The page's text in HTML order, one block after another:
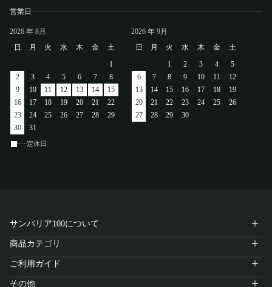
特定商取引法に基づく表示
会社概要
プライバシーポリシー
営業日
2026 年 8月
日
月 火 水 木 金
土
1
2
3 4 5 6 7
8
9
10 11 12 13 14
15
16
17 18 19 20 21
22
23
24 25 26 27 28
29
30
31
2026 年 9月
日
月 火 水 木 金
土
1
2 3 4
5
6
7 8 9 10 11
12
13
14 15 16 17 18
19
20
21 22 23 24 25
26
27
28 29 30
定休日
サンバリア100について
商品カテゴリ
ご利用ガイド
その他